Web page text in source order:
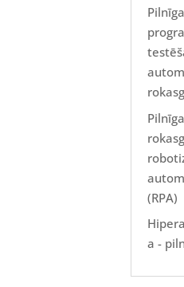
Pilnīga
Pilnīga
(RPA)
a -